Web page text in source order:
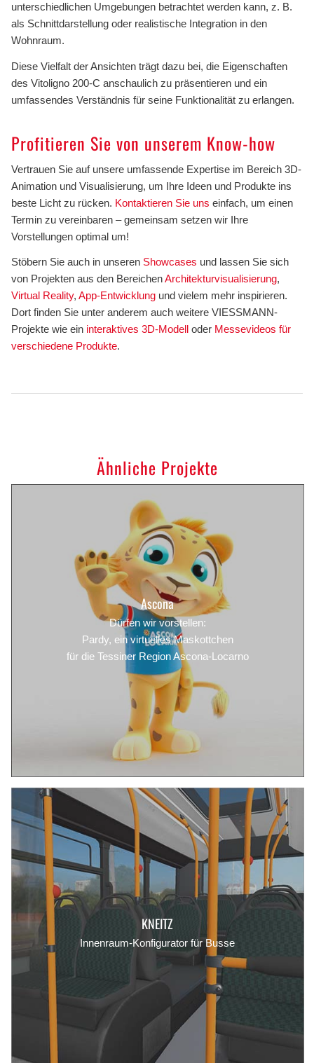
unterschiedlichen Umgebungen betrachtet werden kann, z. B.
als Schnittdarstellung oder realistische Integration in den
Wohnraum.
Diese Vielfalt der Ansichten trägt dazu bei, die Eigenschaften
des Vitoligno 200-C anschaulich zu präsentieren und ein
umfassendes Verständnis für seine Funktionalität zu erlangen.
Profitieren Sie von unserem Know-how
Vertrauen Sie auf unsere umfassende Expertise im Bereich 3D-
Animation und Visualisierung, um Ihre Ideen und Produkte ins
beste Licht zu rücken. Kontaktieren Sie uns einfach, um einen
Termin zu vereinbaren – gemeinsam setzen wir Ihre
Vorstellungen optimal um!
Stöbern Sie auch in unseren Showcases und lassen Sie sich
von Projekten aus den BereichenArchitekturvisualisierung,
Virtual Reality, App-Entwicklungund vielem mehr inspirieren.
Dort finden Sie unter anderem auch weitere VIESSMANN-
Projekte wie ein interaktives 3D-Modelloder Messevideos für
verschiedene Produkte.
Ähnliche Projekte
Ascona
Dürfen wir vorstellen:
Pardy, ein virtuelles Maskottchen
für die Tessiner Region Ascona-Locarno
KNEITZ
Innenraum-Konfigurator für Busse